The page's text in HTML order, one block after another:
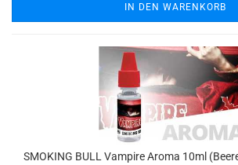
IN DEN WARENKORB
SMOKING BULL Vampire Aroma 10ml